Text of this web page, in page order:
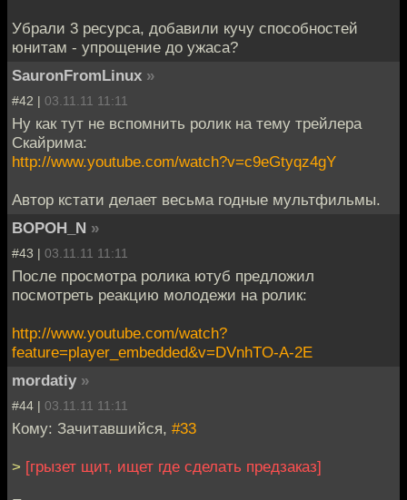
Убрали 3 ресурса, добавили кучу способностей
юнитам - упрощение до ужаса?
SauronFromLinux »
#42 | 03.11.11 11:11
Ну как тут не вспомнить ролик на тему трейлера
Скайрима:
http://www.youtube.com/watch?v=c9eGtyqz4gY
Автор кстати делает весьма годные мультфильмы.
BOPOH_N »
#43 | 03.11.11 11:11
После просмотра ролика ютуб предложил
посмотреть реакцию молодежи на ролик:
http://www.youtube.com/watch?
feature=player_embedded&v=DVnhTO-A-2E
mordatiy »
#44 | 03.11.11 11:11
Кому: Зачитавшийся, #33
> [грызет щит, ищет где сделать предзаказ]